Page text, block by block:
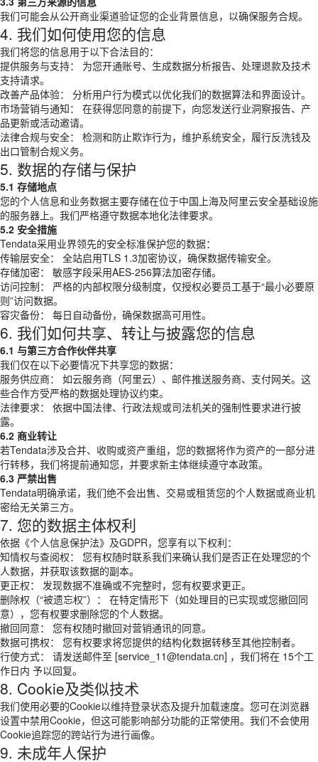
我们可能会从公开商业渠道验证您的企业背景信息，以确保服务合规。
4. 我们如何使用您的信息
我们将您的信息用于以下合法目的：
提供服务与支持： 为您开通账号、生成数据分析报告、处理退款及技术
支持请求。
改善产品体验： 分析用户行为模式以优化我们的数据算法和界面设计。
市场营销与通知： 在获得您同意的前提下，向您发送行业洞察报告、产
品更新或活动邀请。
法律合规与安全： 检测和防止欺诈行为，维护系统安全，履行反洗钱及
出口管制合规义务。
5. 数据的存储与保护
5.1 存储地点
您的个人信息和业务数据主要存储在位于中国上海及阿里云安全基础设施
的服务器上。我们严格遵守数据本地化法律要求。
5.2 安全措施
Tendata采用业界领先的安全标准保护您的数据：
传输层安全： 全站启用TLS 1.3加密协议，确保数据传输安全。
存储加密： 敏感字段采用AES-256算法加密存储。
访问控制： 严格的内部权限分级制度，仅授权必要员工基于“最小必要原
则”访问数据。
容灾备份： 每日自动备份，确保数据高可用性。
6. 我们如何共享、转让与披露您的信息
6.1 与第三方合作伙伴共享
我们仅在以下必要情况下共享您的数据：
服务供应商： 如云服务商（阿里云）、邮件推送服务商、支付网关。这
些合作方受严格的数据处理协议约束。
法律要求： 依据中国法律、行政法规或司法机关的强制性要求进行披
露。
6.2 商业转让
若Tendata涉及合并、收购或资产重组，您的数据将作为资产的一部分进
行转移，我们将提前通知您，并要求新主体继续遵守本政策。
6.3 严禁出售
Tendata明确承诺，我们绝不会出售、交易或租赁您的个人数据或商业机
密给无关第三方。
7. 您的数据主体权利
依据《个人信息保护法》及GDPR，您享有以下权利：
知情权与查阅权： 您有权随时联系我们来确认我们是否正在处理您的个
人数据，并获取该数据的副本。
更正权： 发现数据不准确或不完整时，您有权要求更正。
删除权（“被遗忘权”）： 在特定情形下（如处理目的已实现或您撤回同
意），您有权要求删除您的个人数据。
撤回同意： 您有权随时撤回对营销通讯的同意。
数据可携权： 您有权要求将您提供的结构化数据转移至其他控制者。
行使方式： 请发送邮件至 [service_11@tendata.cn] ，我们将在 15个工
作日内 予以回复。
8. Cookie及类似技术
我们使用必要的Cookie以维持登录状态及提升加载速度。您可在浏览器
设置中禁用Cookie，但这可能影响部分功能的正常使用。我们不会使用
Cookie追踪您的跨站行为进行画像。
9. 未成年人保护